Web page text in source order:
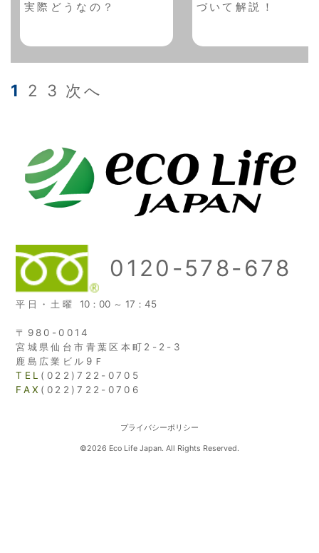
実際どうなの？
づいて解説！
投
の
ペ
ジ
送
り
1 2 3 次へ
0120-578-678
平日・土曜 10：00 ～ 17：45
〒980-0014
宮城県仙台市青葉区本町2-2-3
鹿島広業ビル9Ｆ
TEL (022)722-0705
FAX (022)722-0706
プライバシーポリシー
©2026 Eco Life Japan. All Rights Reserved.